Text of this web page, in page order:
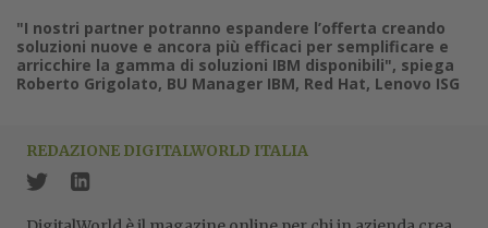
"I nostri partner potranno espandere l’offerta creando
soluzioni nuove e ancora più efficaci per semplificare e
arricchire la gamma di soluzioni IBM disponibili", spiega
Roberto Grigolato, BU Manager IBM, Red Hat, Lenovo ISG
REDAZIONE DIGITALWORLD ITALIA